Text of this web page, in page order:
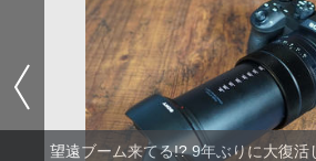
望遠ブーム来てる!? 9年ぶりに大復活